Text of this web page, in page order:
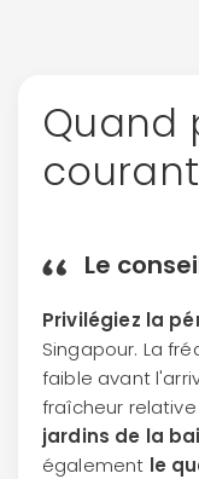
Quand
Le
Privilégiez la
Singapour. La
faible avant
fraîcheur
jardins de la
également le